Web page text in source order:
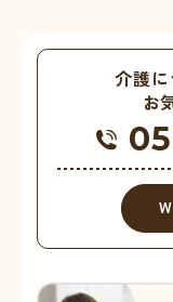
介護に
お